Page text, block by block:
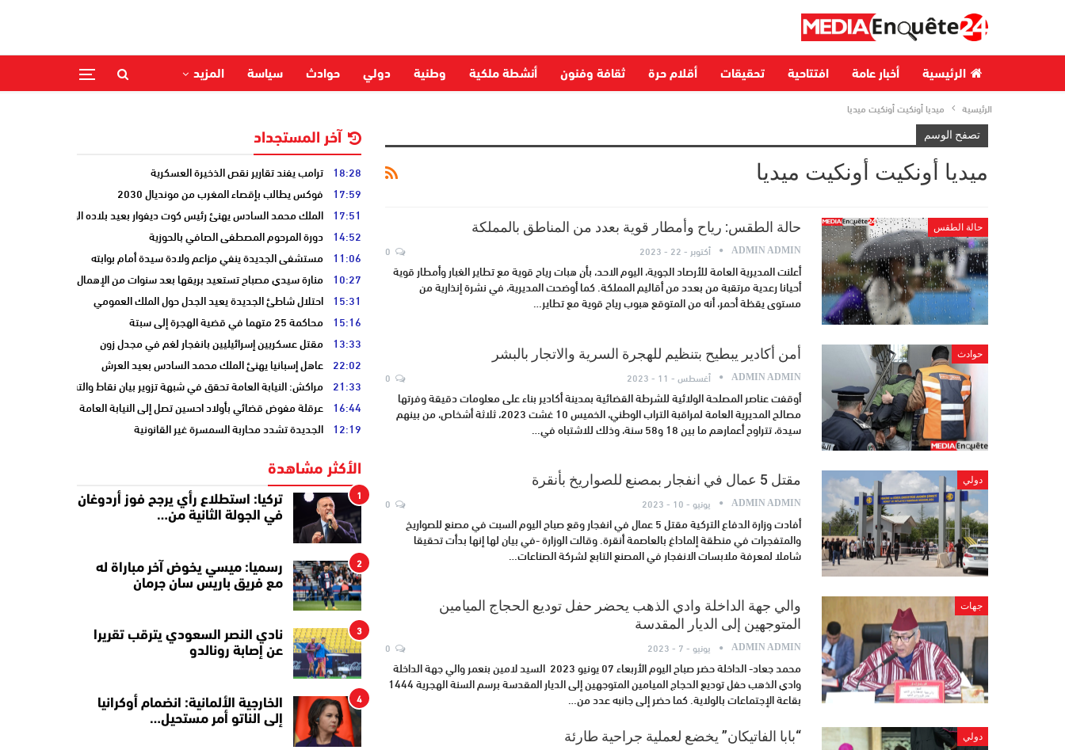
الرئيسية أخبار عامة افتتاحية تحقيقات أقلام حرة ثقافة وفنون أنشطة ملكية وطنية دولي حوادث سياسة المزيد
الرئيسية ميديا أونكيت أونكيت ميديا
تصفح الوسم
ميديا أونكيت أونكيت ميديا
حالة الطقس حالة الطقس: رياح وأمطار قوية بعدد من المناطق بالمملكة
ADMIN ADMIN أكتوبر - 22 - 2023
أعلنت المديرية العامة للأرصاد الجوية، اليوم الاحد، بأن هبات رياح قوية مع تطاير الغبار وأمطار قوية
أحيانا رعدية مرتقبة من بعدد من أقاليم المملكة. كما أوضحت المديرية، في نشرة إنذارية من
مستوى يقظة أحمر، أنه من المتوقع هبوب رياح قوية مع تطاير…
حوادث أمن أكادير يبطيح بتنظيم للهجرة السرية والاتجار بالبشر
ADMIN ADMIN أغسطس - 11 - 2023
أوقفت عناصر المصلحة الولائية للشرطة القضائية بمدينة أكادير بناء على معلومات دقيقة وفرتها
مصالح المديرية العامة لمراقبة التراب الوطني، الخميس 10 غشت 2023، ثلاثة أشخاص، من بينهم
سيدة، تتراوح أعمارهم ما بين 18 و58 سنة، وذلك للاشتباه في…
دولي مقتل 5 عمال في انفجار بمصنع للصواريخ بأنقرة
ADMIN ADMIN يونيو - 10 - 2023
أفادت وزارة الدفاع التركية مقتل 5 عمال في انفجار وقع صباح اليوم السبت في مصنع للصواريخ
والمتفجرات في منطقة إلماداغ بالعاصمة أنقرة. وقالت الوزارة -في بيان لها إنها بدأت تحقيقا
شاملا لمعرفة ملابسات الانفجار في المصنع التابع لشركة الصناعات…
جهات
والي جهة الداخلة وادي الذهب يحضر حفل توديع الحجاج الميامين
المتوجهين إلى الديار المقدسة
ADMIN ADMIN يونيو - 7 - 2023
محمد جعاد- الداخلة حضر صباح اليوم الأربعاء 07 يونيو 2023 السيد لامين بنعمر والي جهة الداخلة
وادي الذهب حفل توديع الحجاج الميامين المتوجهين إلى الديار المقدسة برسم السنة الهجرية 1444
بقاعة الإجتماعات بالولاية. كما حضر إلى جانبه عدد من…
دولي “بابا الفاتيكان” يخضع لعملية جراحية طارئة
آخر المستجداد
18:28 ترامب يفند تقارير نقص الذخيرة العسكرية
17:59 فوكس يطالب بإقصاء المغرب من مونديال 2030
17:51 الملك محمد السادس يهنئ رئيس كوت ديفوار بعيد بلاده الوطني
14:52 دورة المرحوم المصطفى الصافي بالحوزية
11:06 مستشفى الجديدة ينفي مزاعم ولادة سيدة أمام بوابته
10:27 منارة سيدي مصباح تستعيد بريقها بعد سنوات من الإهمال
15:31 احتلال شاطئ الجديدة يعيد الجدل حول الملك العمومي
15:16 محاكمة 25 متهما في قضية الهجرة إلى سبتة
13:33 مقتل عسكريين إسرائيليين بانفجار لغم في مجدل زون
22:02 عاهل إسبانيا يهنئ الملك محمد السادس بعيد العرش
21:33 مراكش: النيابة العامة تحقق في شبهة تزوير بيان نقاط والتشهير بطالب
16:44 عرقلة مفوض قضائي بأولاد احسين تصل إلى النيابة العامة
12:19 الجديدة تشدد محاربة السمسرة غير القانونية
الأكثر مشاهدة
1
تركيا: استطلاع رأي يرجح فوز أردوغان
في الجولة الثانية من…
2
رسميا: ميسي يخوض آخر مباراة له
مع فريق باريس سان جرمان
3
نادي النصر السعودي يترقب تقريرا
عن إصابة رونالدو
4
الخارجية الألمانية: انضمام أوكرانيا
إلى الناتو أمر مستحيل…